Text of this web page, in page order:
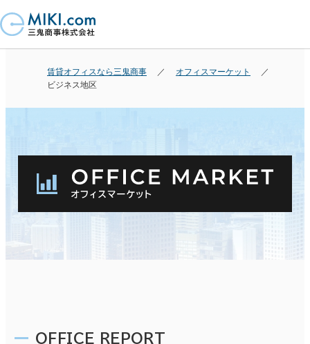
賃貸オフィスなら三鬼商事
オフィスマーケット
ビジネス地区
OFFICE REPORT